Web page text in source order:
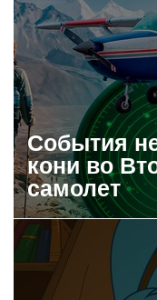
События
кони во
самолет